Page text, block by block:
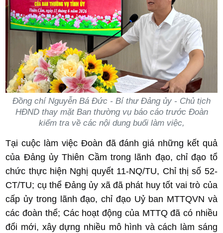
Đồng chí Nguyễn Bá Đức - Bí thư Đảng ủy - Chủ tịch
HĐND thay mặt Ban thường vụ báo cáo trước Đoàn
kiểm tra về các nội dung buổi làm việc,
Tại cuộc làm việc Đoàn đã đánh giá những kết quả
của Đảng ủy Thiên Cầm trong lãnh đạo, chỉ đạo tổ
chức thực hiện Nghị quyết 11-NQ/TU, Chỉ thị số 52-
CT/TU; cụ thể Đảng ủy xã đã phát huy tốt vai trò của
cấp ủy trong lãnh đạo, chỉ đạo Uỷ ban MTTQVN và
các đoàn thể; Các hoạt động của MTTQ đã có nhiều
đổi mới, xây dựng nhiều mô hình và cách làm sáng